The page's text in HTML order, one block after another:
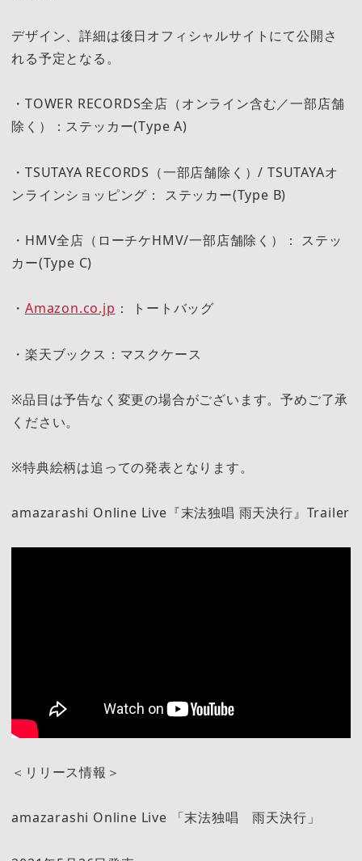
デザイン、詳細は後日オフィシャルサイトにて公開さ
れる予定となる。
・TOWER RECORDS全店（オンライン含む／一部店舗
除く）：ステッカー(Type A)
・TSUTAYA RECORDS（一部店舗除く）/ TSUTAYAオ
ンラインショッピング： ステッカー(Type B)
・HMV全店（ローチケHMV/一部店舗除く）： ステッ
カー(Type C)
・ Amazon.co.jp ： トートバッグ
・楽天ブックス：マスクケース
※品目は予告なく変更の場合がございます。予めご了承
ください。
※特典絵柄は追っての発表となります。
amazarashi Online Live『末法独唱 雨天決行』Trailer
＜リリース情報＞
amazarashi Online Live 「末法独唱 雨天決行」